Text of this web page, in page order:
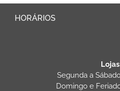
HORÁRIOS
Lojas
Segunda a
Domingo e